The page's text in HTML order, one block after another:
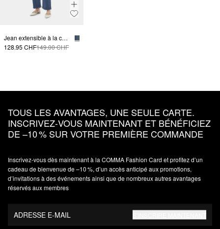
Jean extensible à la cheville et à la jambe droite
128.95 CHF149.00 CHF
TOUS LES AVANTAGES, UNE SEULE CARTE.
INSCRIVEZ‑VOUS MAINTENANT ET BÉNÉFICIEZ
DE –10 % SUR VOTRE PREMIÈRE COMMANDE
Inscrivez‑vous dès maintenant à la COMMA Fashion Card et profitez d’un
cadeau de bienvenue de –10 %, d’un accès anticipé aux promotions,
d’invitations à des événements ainsi que de nombreux autres avantages
réservés aux membres
ADRESSE E-MAIL